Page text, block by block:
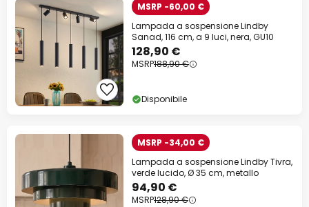
MSRP -60,00 €
Lampada a sospensione Lindby
Sanad, 116 cm, a 9 luci, nera, GU10
128,90 €
MSRP188,90 €
Disponibile
MSRP -34,00 €
Lampada a sospensione Lindby Tivra,
verde lucido, Ø 35 cm, metallo
94,90 €
MSRP128,90 €